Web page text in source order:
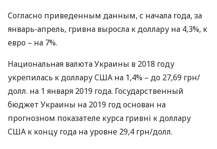
Согласно приведенным данным, с начала года, за
январь-апрель, гривна выросла к доллару на 4,3%, к
евро – на 7%.
Национальная валюта Украины в 2018 году
укрепилась к долларуСША на 1,4% – до 27,69 грн/
долл. на 1 января 2019 года. Государственный
бюджет Украины на 2019 год основан на
прогнозном показателе курса гривні к доллару
США к концу года на уровне 29,4 грн/долл.